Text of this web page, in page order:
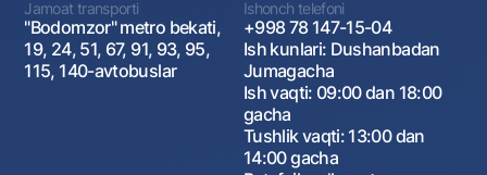
Jamoat transporti
"Bodomzor" metro bekati,
19, 24, 51, 67, 91, 93, 95,
115, 140-avtobuslar
Ishonch telefoni
+998 78 147-15-04
Ish kunlari: Dushanbadan
Jumagacha
Ish vaqti: 09:00 dan 18:00
gacha
Tushlik vaqti: 13:00 dan
14:00 gacha